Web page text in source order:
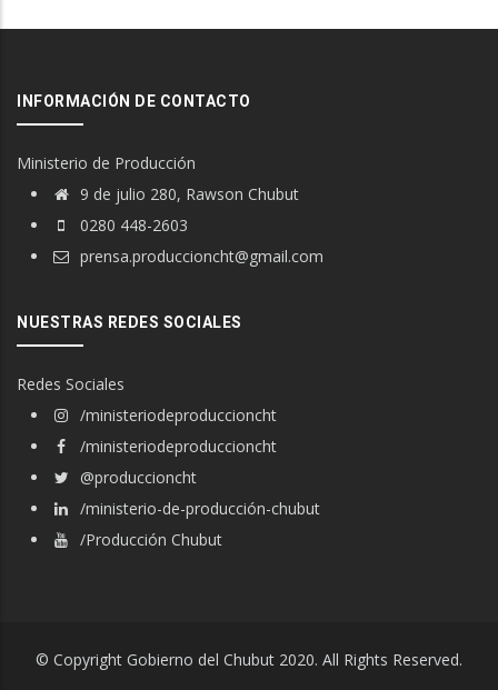
INFORMACIÓN DE CONTACTO
Ministerio de Producción
9 de julio 280, Rawson Chubut
0280 448-2603
prensa.produccioncht@gmail.com
NUESTRAS REDES SOCIALES
Redes Sociales
/ministeriodeproduccioncht
/ministeriodeproduccioncht
@produccioncht
/ministerio-de-producción-chubut
/Producción Chubut
© Copyright Gobierno del Chubut 2020. All Rights Reserved.